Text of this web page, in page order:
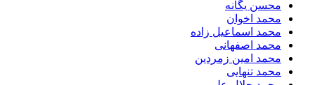
محسن یگانه
محمد اخوان
محمد اسماعیل زاده
محمد اصفهانی
محمد امین زمردین
محمد تنهایی